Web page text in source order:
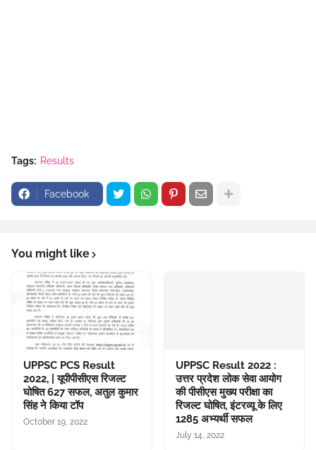
Tags: Results
Facebook
You might like
UPPSC PCS Result
2022, | यूपीपीसीएस रिजल्ट
घोषित 627 सफल, अतुल कुमार
सिंह ने किया टॉप
October 19, 2022
UPPSC Result 2022 :
उत्तर प्रदेश लोक सेवा आयोग
की पीसीएस मुख्य परीक्षा का
रिजल्ट घोषित, इंटरव्यू के लिए
1285 अभ्यर्थी सफल
July 14, 2022